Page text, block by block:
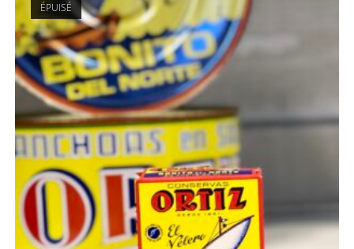
ÉPUISÉ